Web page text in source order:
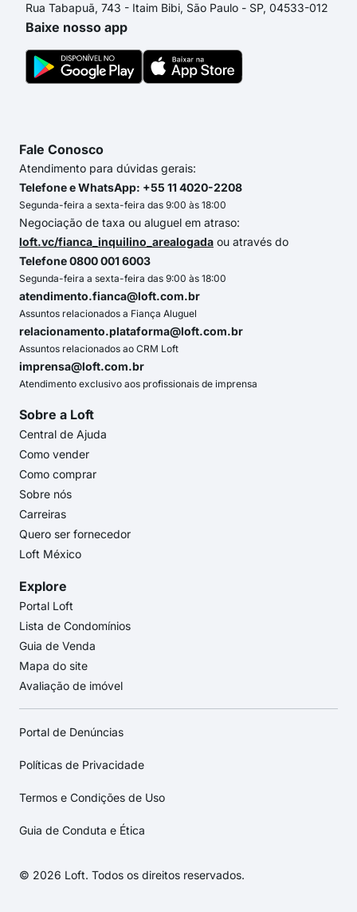
Rua Tabapuã, 743 - Itaim Bibi, São Paulo - SP, 04533-012
Baixe nosso app
Fale Conosco
Atendimento para dúvidas gerais:
Telefone e WhatsApp: +55 11 4020-2208
Segunda-feira a sexta-feira das 9:00 às 18:00
Negociação de taxa ou aluguel em atraso:
loft.vc/fianca_inquilino_arealogada ou através do
Telefone 0800 001 6003
Segunda-feira a sexta-feira das 9:00 às 18:00
atendimento.fianca@loft.com.br
Assuntos relacionados a Fiança Aluguel
relacionamento.plataforma@loft.com.br
Assuntos relacionados ao CRM Loft
imprensa@loft.com.br
Atendimento exclusivo aos profissionais de imprensa
Sobre a Loft
Central de Ajuda
Como vender
Como comprar
Sobre nós
Carreiras
Quero ser fornecedor
Loft México
Explore
Portal Loft
Lista de Condomínios
Guia de Venda
Mapa do site
Avaliação de imóvel
Portal de Denúncias
Políticas de Privacidade
Termos e Condições de Uso
Guia de Conduta e Ética
© 2026 Loft. Todos os direitos reservados.